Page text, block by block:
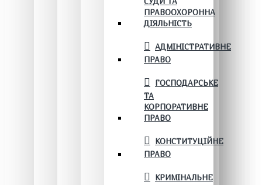
ПРАВООХОРОННА
ДІЯЛЬНІСТЬ
АДМІНІСТРАТИВНЕ
ПРАВО
ГОСПОДАРСЬКЕ
ТА
КОРПОРАТИВНЕ
ПРАВО
КОНСТИТУЦІЙНЕ
ПРАВО
КРИМІНАЛЬНЕ